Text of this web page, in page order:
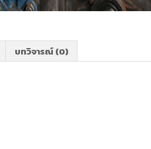
บทวิจารณ์ (0)